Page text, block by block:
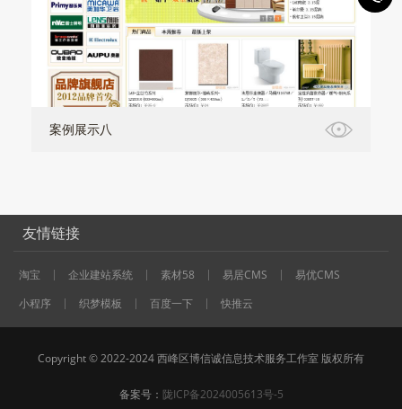
案例展示八
友情链接
淘宝 企业建站系统 素材58 易居CMS
易优CMS
小程序
织梦模板 百度一下 快推云
Copyright © 2022-2024 西峰区博信诚信息技术服务工作室 版权所有
备案号： 陇ICP备2024005613号-5